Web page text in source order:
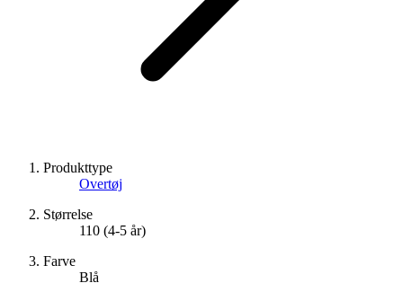
Produkttype
Overtøj
Størrelse
110 (4-5 år)
Farve
Blå